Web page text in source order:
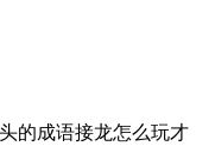
的成语接龙怎么玩才